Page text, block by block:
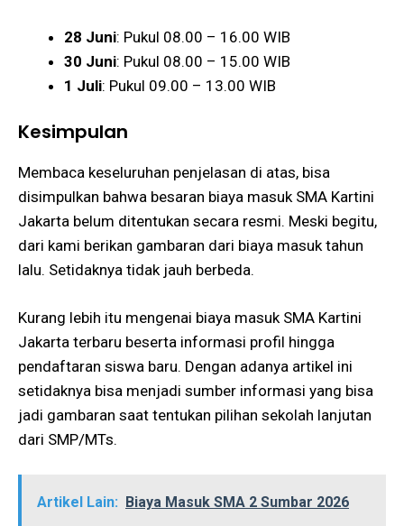
28 Juni: Pukul 08.00 – 16.00 WIB
30 Juni: Pukul 08.00 – 15.00 WIB
1 Juli: Pukul 09.00 – 13.00 WIB
Kesimpulan
Membaca keseluruhan penjelasan di atas, bisa
disimpulkan bahwa besaran biaya masuk SMA Kartini
Jakarta belum ditentukan secara resmi. Meski begitu,
dari kami berikan gambaran dari biaya masuk tahun
lalu. Setidaknya tidak jauh berbeda.
Kurang lebih itu mengenai biaya masuk SMA Kartini
Jakarta terbaru beserta informasi profil hingga
pendaftaran siswa baru. Dengan adanya artikel ini
setidaknya bisa menjadi sumber informasi yang bisa
jadi gambaran saat tentukan pilihan sekolah lanjutan
dari SMP/MTs.
Artikel Lain: Biaya Masuk SMA 2 Sumbar 2026